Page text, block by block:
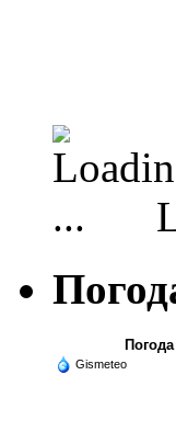
Gismeteo